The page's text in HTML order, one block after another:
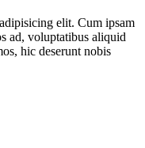
elit. Cum ipsam
ad, voluptatibus aliquid
hic deserunt nobis